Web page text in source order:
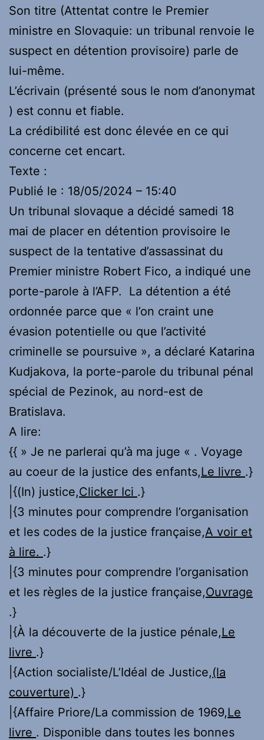
Son titre (Attentat contre le Premier
ministre en Slovaquie: un tribunal renvoie le
suspect en détention provisoire) parle de
lui-même.
L’écrivain (présenté sous le nom d’anonymat
) est connu et fiable.
La crédibilité est donc élevée en ce qui
concerne cet encart.
Texte :
Publié le : 18/05/2024 – 15:40
Un tribunal slovaque a décidé samedi 18
mai de placer en détention provisoire le
suspect de la tentative d’assassinat du
Premier ministre Robert Fico, a indiqué une
porte-parole à l’AFP. La détention a été
ordonnée parce que « l’on craint une
évasion potentielle ou que l’activité
criminelle se poursuive », a déclaré Katarina
Kudjakova, la porte-parole du tribunal pénal
spécial de Pezinok, au nord-est de
Bratislava.
A lire:
{{ » Je ne parlerai qu’à ma juge « . Voyage
au coeur de la justice des enfants,Le livre .}
|{(In) justice,Clicker Ici .}
|{3 minutes pour comprendre l’organisation
et les codes de la justice française,A voir et
à lire. .}
|{3 minutes pour comprendre l’organisation
et les règles de la justice française,Ouvrage
.}
|{À la découverte de la justice pénale,Le
livre .}
|{Action socialiste/L’Idéal de Justice,(la
couverture) .}
|{Affaire Priore/La commission de 1969,Le
livre . Disponible dans toutes les bonnes